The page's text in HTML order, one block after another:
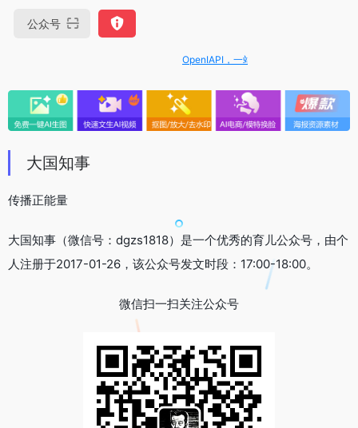
公众号
OpenIAPI，一站式大模型API聚合平台
大国知事
传播正能量
大国知事（微信号：dgzs1818）是一个优秀的育儿公众号，由个
人注册于2017-01-26，该公众号发文时段：17:00-18:00。
微信扫一扫关注公众号